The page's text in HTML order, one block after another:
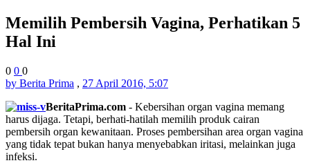
Memilih Pembersih Vagina, Perhatikan 5
Hal Ini
0 0 0
by Berita Prima , 27 April 2016, 5:07
BeritaPrima.com - Kebersihan organ vagina memang
harus dijaga. Tetapi, berhati-hatilah memilih produk cairan
pembersih organ kewanitaan. Proses pembersihan area organ vagina
yang tidak tepat bukan hanya menyebabkan iritasi, melainkan juga
infeksi.